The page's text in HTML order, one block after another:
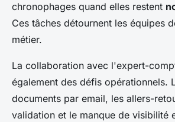
chronophages quand elles restent
Ces tâches détournent les équipes
métier.
La collaboration avec l'expert-
également des défis opérationnels.
documents par email, les allers-
validation et le manque de visibilité